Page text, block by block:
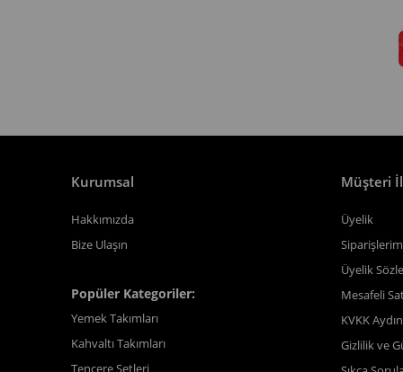
Kurumsal
Hakkımızda
Bize Ulaşın
Popüler Kategoriler:
Yemek Takımları
Kahvaltı Takımları
Tencere Setleri
Müşteri
Üyelik
Siparişlerim
Üyelik
Mesafeli
KVKK
Gizlilik ve